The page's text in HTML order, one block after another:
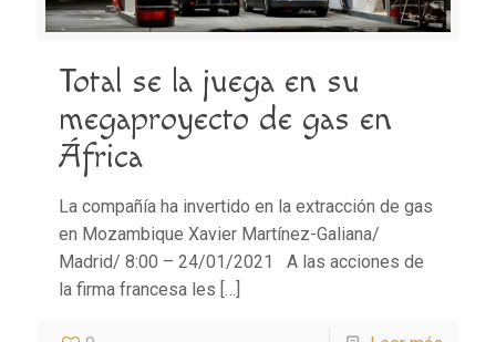
Total se la juega en su
megaproyecto de gas en
África
La compañía ha invertido en la extracción de gas
en Mozambique Xavier Martínez-Galiana/
Madrid/ 8:00 – 24/01/2021 A las acciones de
la firma francesa les […]